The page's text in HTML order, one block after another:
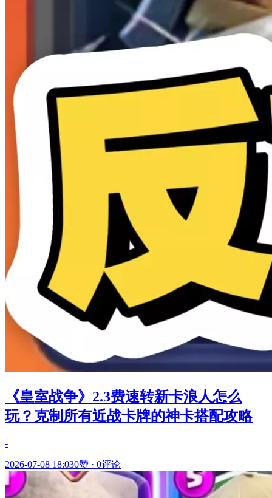
《皇室战争》2.3费速转新卡浪人怎么
玩？克制所有近战卡牌的神卡搭配攻略
-
2026-07-08 18:030赞 · 0评论